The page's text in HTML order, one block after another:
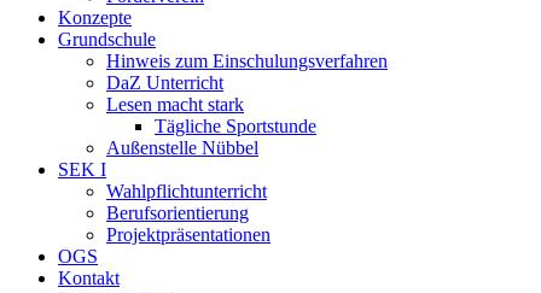
Konzepte
Grundschule
Hinweis zum Einschulungsverfahren
DaZ Unterricht
Lesen macht stark
Tägliche Sportstunde
Außenstelle Nübbel
SEK I
Wahlpflichtunterricht
Berufsorientierung
Projektpräsentationen
OGS
Kontakt